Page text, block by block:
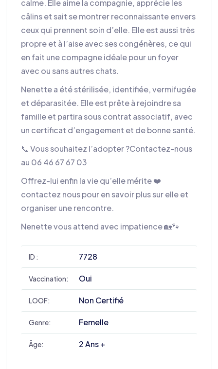
calme. Elle aime la compagnie, apprécie les
câlins et sait se montrer reconnaissante envers
ceux qui prennent soin d’elle. Elle est aussi très
propre et à l’aise avec ses congénères, ce qui
en fait une compagne idéale pour un foyer
avec ou sans autres chats.
Nenette a été stérilisée, identifiée, vermifugée
et déparasitée. Elle est prête à rejoindre sa
famille et partira sous contrat associatif, avec
un certificat d’engagement et de bonne santé.
📞 Vous souhaitez l’adopter ?Contactez-nous
au 06 46 67 67 03
Offrez-lui enfin la vie qu’elle mérite ❤️
contactez nous pour en savoir plus sur elle et
organiser une rencontre.
Nenette vous attend avec impatience 🏡🐾
ID : 7728
Vaccination: Oui
LOOF: Non Certifié
Genre: Femelle
Âge: 2 Ans +